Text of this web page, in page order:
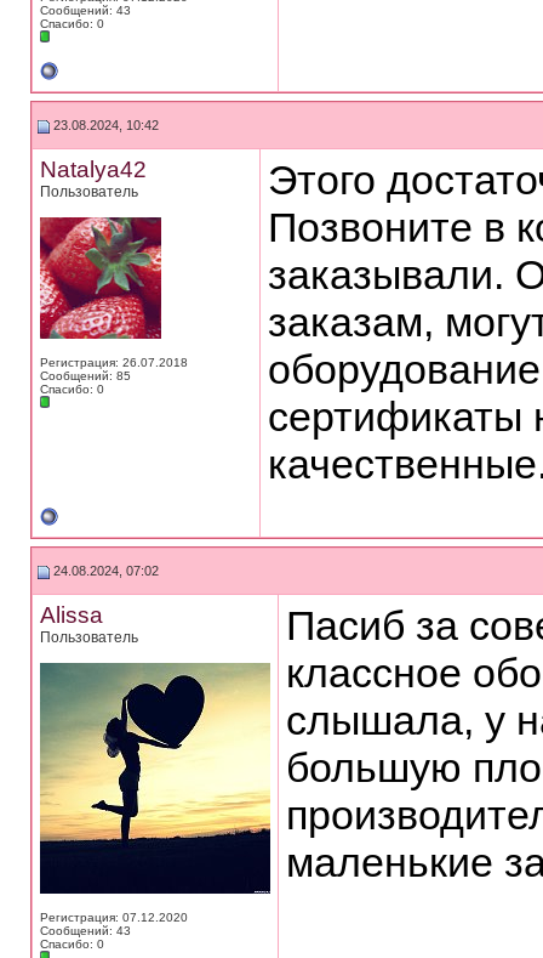
Сообщений: 43
Спасибо: 0
23.08.2024, 10:42
Natalya42
Пользователь
Регистрация: 26.07.2018
Сообщений: 85
Спасибо: 0
Этого
Позвоните в
заказывали.
заказам,
сертификаты
24.08.2024, 07:02
Alissa
Пользователь
Регистрация: 07.12.2020
Сообщений: 43
Спасибо: 0
Пасиб за
классное
слышала, у
большую
маленькие